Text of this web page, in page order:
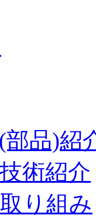
品)紹
術紹介
り組み